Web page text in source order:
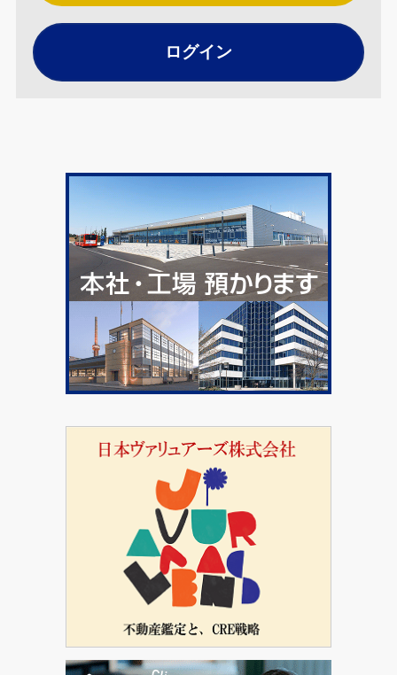
ログイン